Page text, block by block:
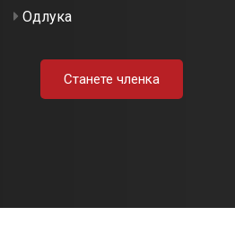
Одлука
Станете членка